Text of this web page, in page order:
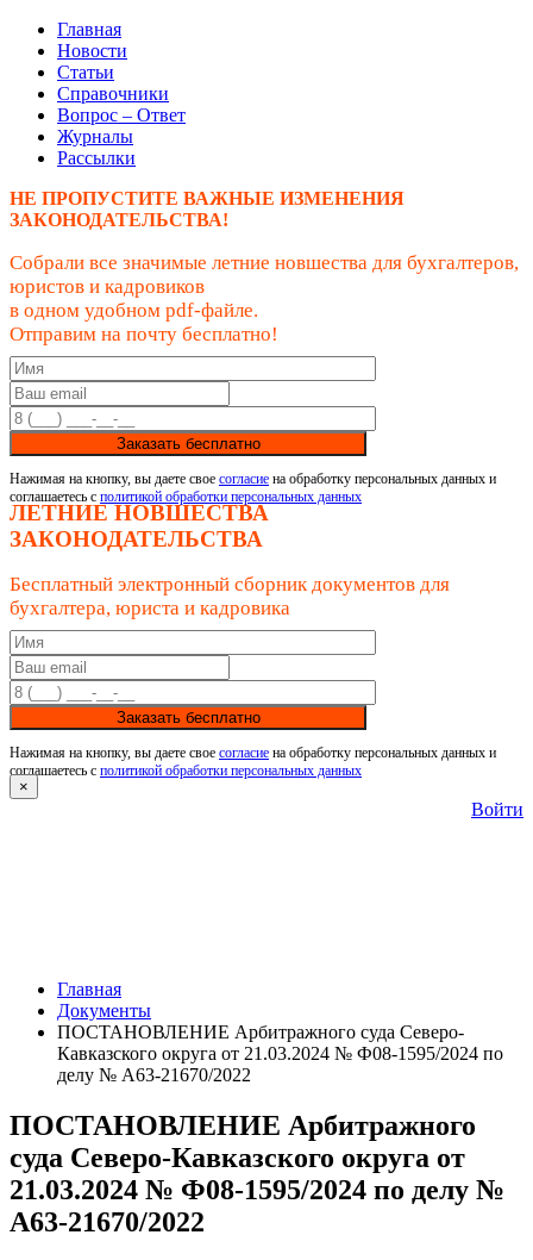
Главная
Новости
Статьи
Справочники
Вопрос – Ответ
Журналы
Рассылки
НЕ ПРОПУСТИТЕ ВАЖНЫЕ ИЗМЕНЕНИЯ
ЗАКОНОДАТЕЛЬСТВА!
Собрали все значимые летние новшества для бухгалтеров,
юристов и кадровиков
в одном удобном pdf-файле.
Отправим на почту бесплатно!
Заказать бесплатно
Нажимая на кнопку, вы даете свое согласие на обработку персональных данных и
соглашаетесь с политикой обработки персональных данных
ЛЕТНИЕ НОВШЕСТВА
ЗАКОНОДАТЕЛЬСТВА
Бесплатный электронный сборник документов для
бухгалтера, юриста и кадровика
Заказать бесплатно
Нажимая на кнопку, вы даете свое согласие на обработку персональных данных и
соглашаетесь с политикой обработки персональных данных
×
Войти
Главная
Документы
ПОСТАНОВЛЕНИЕ Арбитражного суда Северо-
Кавказского округа от 21.03.2024 № Ф08-1595/2024 по
делу № А63-21670/2022
ПОСТАНОВЛЕНИЕ Арбитражного
суда Северо-Кавказского округа от
21.03.2024 № Ф08-1595/2024 по делу №
А63-21670/2022